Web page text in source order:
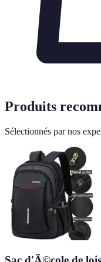
Produits
Sélectionnés par nos